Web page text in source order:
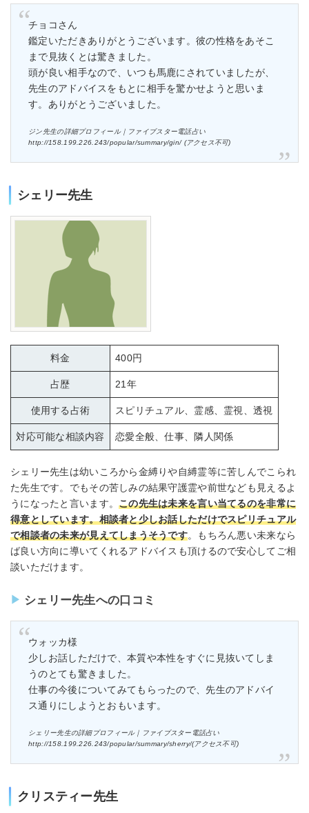
チョコさん
鑑定いただきありがとうございます。彼の性格をあそこ
まで見抜くとは驚きました。
頭が良い相手なので、いつも馬鹿にされていましたが、
先生のアドバイスをもとに相手を驚かせようと思いま
す。ありがとうございました。
ジン先生の詳細プロフィール｜ファイブスター電話占い
http://158.199.226.243/popular/summary/gin/ (アクセス不可)
シェリー先生
料金 400円
占歴 21年
使用する占術 スピリチュアル、霊感、霊視、透視
対応可能な相談内容 恋愛全般、仕事、隣人関係
シェリー先生は幼いころから金縛りや自縛霊等に苦しんでこられ
た先生です。でもその苦しみの結果守護霊や前世なども見えるよ
うになったと言います。この先生は未来を言い当てるのを非常に
得意としています。相談者と少しお話しただけでスピリチュアル
で相談者の未来が見えてしまうそうです。もちろん悪い未来なら
ば良い方向に導いてくれるアドバイスも頂けるので安心してご相
談いただけます。
シェリー先生への口コミ
ウォッカ様
少しお話しただけで、本質や本性をすぐに見抜いてしま
うのとても驚きました。
仕事の今後についてみてもらったので、先生のアドバイ
ス通りにしようとおもいます。
シェリー先生の詳細プロフィール｜ファイブスター電話占い
http://158.199.226.243/popular/summary/sherry/(アクセス不可)
クリスティー先生